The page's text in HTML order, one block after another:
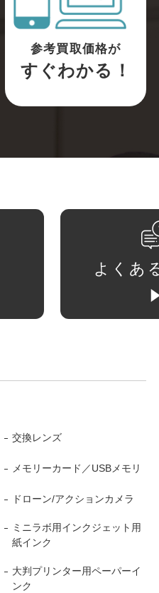
参考買取価格が
すぐわかる！
よくあ
交換レンズ
メモリーカード／USBメモリ
ドローン/アクションカメラ
ミニラボ用インクジェット用
紙インク
大判プリンター用ペーパーイ
ンク